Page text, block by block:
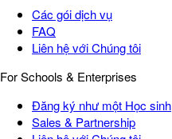
Các gói dịch vụ
FAQ
Liên hệ với Chúng tôi
For Schools & Enterprises
Đăng ký như một Học sinh
Sales & Partnership